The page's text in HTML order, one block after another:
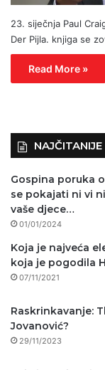
23. siječnja Paul
Der Pijla. knjiga se
Read More »
NAJČITANIJE
Gospina poruka
se pokajati ni vi
vaše djece…
01/01/2024
Koja je najveća
koja je pogodila
07/11/2021
Raskrinkavanje:
Jovanović?
29/11/2023